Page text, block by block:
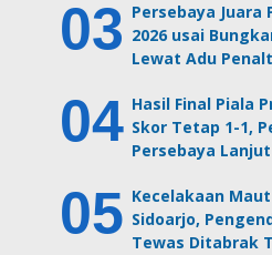
Persebaya Juara
2026 usai
Lewat Adu
Hasil Final Piala
Skor Tetap 1-1,
Persebaya
Kecelakaan
Sidoarjo,
Tewas Ditabrak